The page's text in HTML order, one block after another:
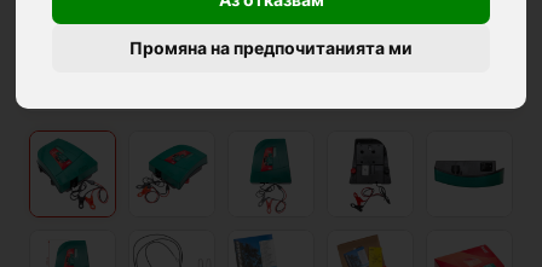
Промяна на предпочитанията ми